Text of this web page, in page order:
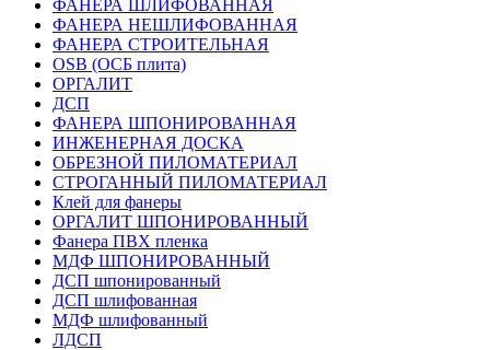
ФАНЕРА ШЛИФОВАННАЯ
ФАНЕРА НЕШЛИФОВАННАЯ
ФАНЕРА СТРОИТЕЛЬНАЯ
OSB (ОСБ плита)
ОРГАЛИТ
ДСП
ФАНЕРА ШПОНИРОВАННАЯ
ИНЖЕНЕРНАЯ ДОСКА
ОБРЕЗНОЙ ПИЛОМАТЕРИАЛ
СТРОГАННЫЙ ПИЛОМАТЕРИАЛ
Клей для фанеры
ОРГАЛИТ ШПОНИРОВАННЫЙ
Фанера ПВХ пленка
МДФ ШПОНИРОВАННЫЙ
ДСП шпонированный
ДСП шлифованная
МДФ шлифованный
ЛДСП